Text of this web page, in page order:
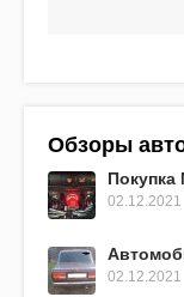
Обзоры
Покупка
02.12.2021
02.12.2021